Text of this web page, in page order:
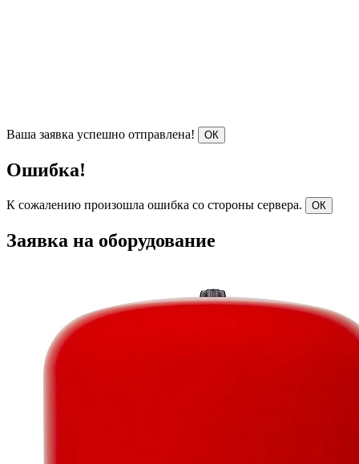
Ваша заявка успешно отправлена! ОК
Ошибка!
К сожалению произошла ошибка со стороны сервера. ОК
Заявка на оборудование